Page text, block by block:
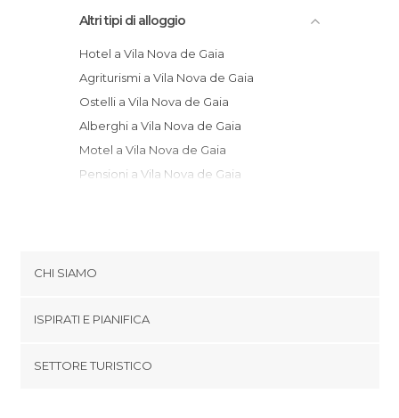
Altri tipi di alloggio
Hotel a Vila Nova de Gaia
Agriturismi a Vila Nova de Gaia
Ostelli a Vila Nova de Gaia
Alberghi a Vila Nova de Gaia
Motel a Vila Nova de Gaia
Pensioni a Vila Nova de Gaia
CHI SIAMO
Termini e Condizioni
ISPIRATI E PIANIFICA
SETTORE TURISTICO